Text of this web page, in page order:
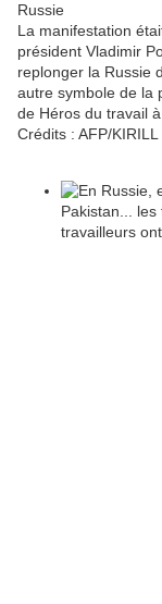
Russie
La manifestation
président Vladimir
replonger la Russie
autre symbole de la
de Héros du travail
Crédits : AFP/KIRILL